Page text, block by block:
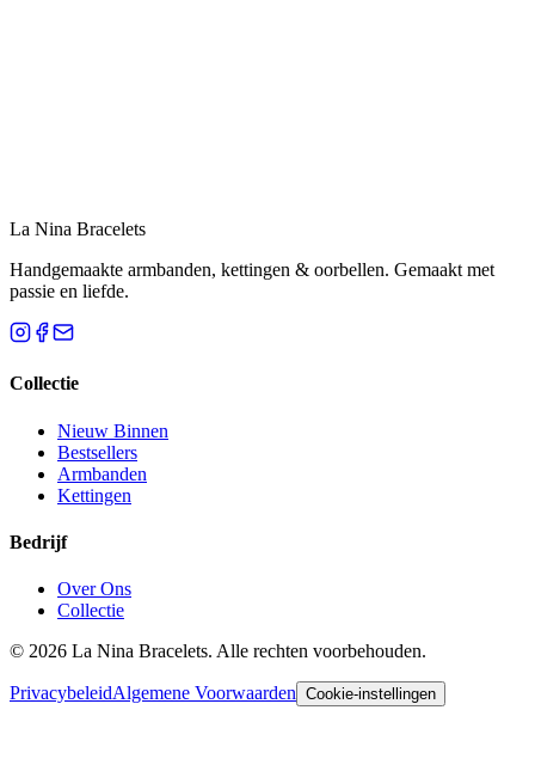
Etsy
La Nina Bracelets
Handgemaakte armbanden, kettingen & oorbellen. Gemaakt met
passie en liefde.
Collectie
Nieuw Binnen
Bestsellers
Armbanden
Kettingen
Bedrijf
Over Ons
Collectie
© 2026 La Nina Bracelets. Alle rechten voorbehouden.
PrivacybeleidAlgemene Voorwaarden Cookie-instellingen